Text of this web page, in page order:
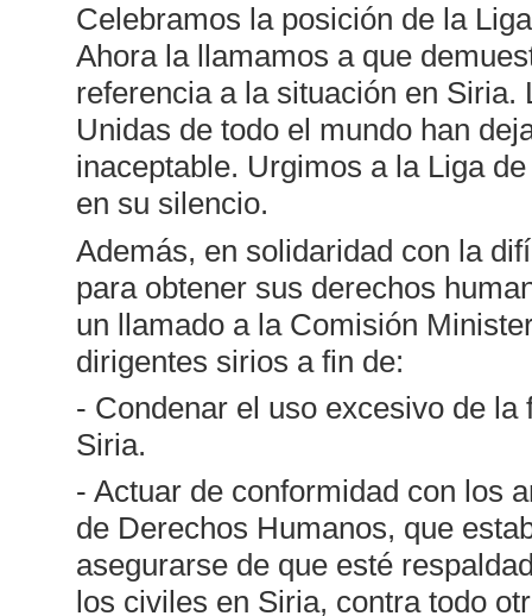
Celebramos la posición de la
Ahora la llamamos a que
referencia a la situación en
Unidas de todo el mundo han
inaceptable. Urgimos a la Liga
en su silencio.
Además, en solidaridad con la
para obtener sus derechos
un llamado a la Comisión
dirigentes sirios a fin de:
- Condenar el uso excesivo de
Siria.
- Actuar de conformidad con los
de Derechos Humanos, que
asegurarse de que esté
los civiles en Siria, contra todo